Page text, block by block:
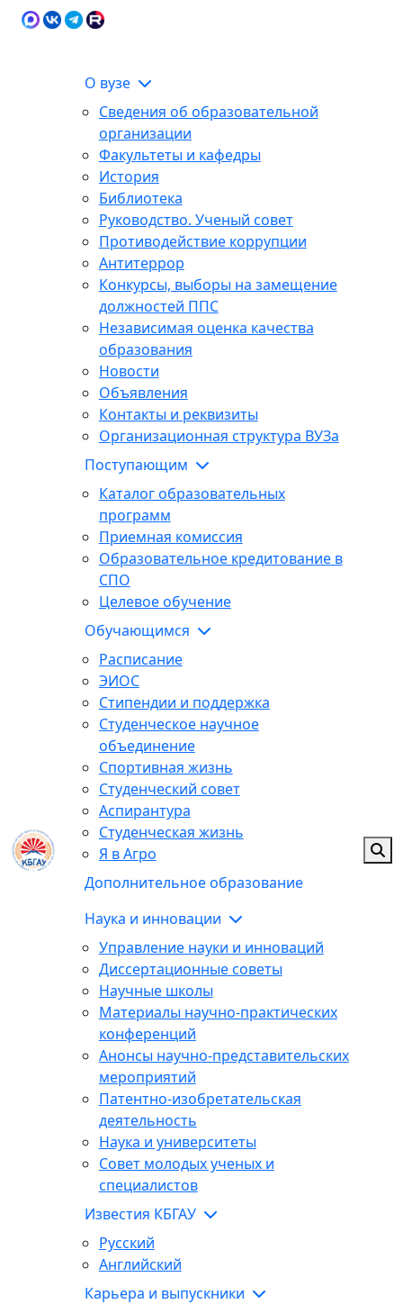
О вузе
Сведения об образовательной
организации
Факультеты и кафедры
История
Библиотека
Руководство. Ученый совет
Противодействие коррупции
Антитеррор
Конкурсы, выборы на замещение
должностей ППС
Независимая оценка качества
образования
Новости
Объявления
Контакты и реквизиты
Организационная структура ВУЗа
Поступающим
Каталог образовательных
программ
Приемная комиссия
Образовательное кредитование в
СПО
Целевое обучение
Обучающимся
Расписание
ЭИОС
Стипендии и поддержка
Студенческое научное
объединение
Спортивная жизнь
Студенческий совет
Аспирантура
Студенческая жизнь
Я в Агро
Дополнительное образование
Наука и инновации
Управление науки и инноваций
Диссертационные советы
Научные школы
Материалы научно-практических
конференций
Анонсы научно-представительских
мероприятий
Патентно-изобретательская
деятельность
Наука и университеты
Совет молодых ученых и
специалистов
Известия КБГАУ
Русский
Английский
Карьера и выпускники